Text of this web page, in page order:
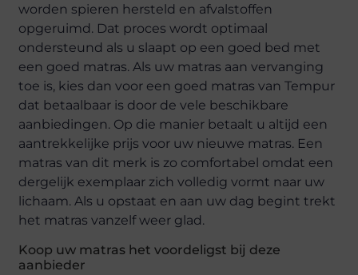
worden spieren hersteld en afvalstoffen
opgeruimd. Dat proces wordt optimaal
ondersteund als u slaapt op een goed bed met
een goed matras. Als uw matras aan vervanging
toe is, kies dan voor een goed matras van Tempur
dat betaalbaar is door de vele beschikbare
aanbiedingen. Op die manier betaalt u altijd een
aantrekkelijke prijs voor uw nieuwe matras. Een
matras van dit merk is zo comfortabel omdat een
dergelijk exemplaar zich volledig vormt naar uw
lichaam. Als u opstaat en aan uw dag begint trekt
het matras vanzelf weer glad.
Koop uw matras het voordeligst bij deze
aanbieder